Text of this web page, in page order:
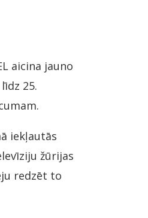
aicina jauno
25.
iekļautās
žūrijas
redzēt to